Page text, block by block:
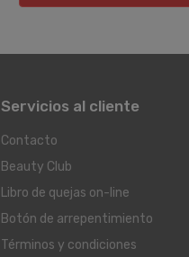
Servicios al cliente
Contacto
Beauty Club
Libro de quejas on-line
Botón de arrepentimiento
Términos y condiciones